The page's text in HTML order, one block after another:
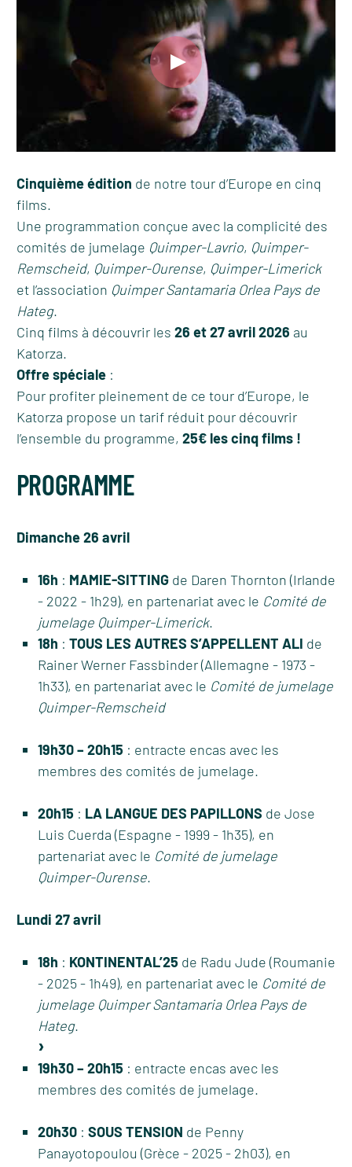
Cinquième édition de notre tour d’Europe en cinq
films.
Une programmation conçue avec la complicité des
comités de jumelage Quimper-Lavrio, Quimper-
Remscheid, Quimper-Ourense, Quimper-Limerick
et l’association Quimper Santamaria Orlea Pays de
Hateg.
Cinq films à découvrir les 26 et 27 avril 2026 au
Katorza.
Offre spéciale:
Pour profiter pleinement de ce tour d’Europe, le
Katorza propose un tarif réduit pour découvrir
l’ensemble du programme, 25€ les cinq films !
PROGRAMME
Dimanche 26 avril
16h : MAMIE-SITTINGde Daren Thornton (Irlande
- 2022 - 1h29), en partenariat avec le Comité de
jumelage Quimper-Limerick.
18h : TOUS LES AUTRES S’APPELLENT ALI de
Rainer Werner Fassbinder (Allemagne - 1973 -
1h33), en partenariat avec le Comité de jumelage
Quimper-Remscheid
19h30 – 20h15 : entracte encas avec les
membres des comités de jumelage.
20h15 : LA LANGUE DES PAPILLONS de Jose
Luis Cuerda (Espagne - 1999 - 1h35), en
partenariat avec le Comité de jumelage
Quimper-Ourense.
Lundi 27 avril
18h : KONTINENTAL’25 de Radu Jude (Roumanie
- 2025 - 1h49), en partenariat avec le Comité de
jumelage Quimper Santamaria Orlea Pays de
Hateg.
19h30 – 20h15 : entracte encas avec les
membres des comités de jumelage.
20h30: SOUS TENSION de Penny
Panayotopoulou (Grèce - 2025 - 2h03), en